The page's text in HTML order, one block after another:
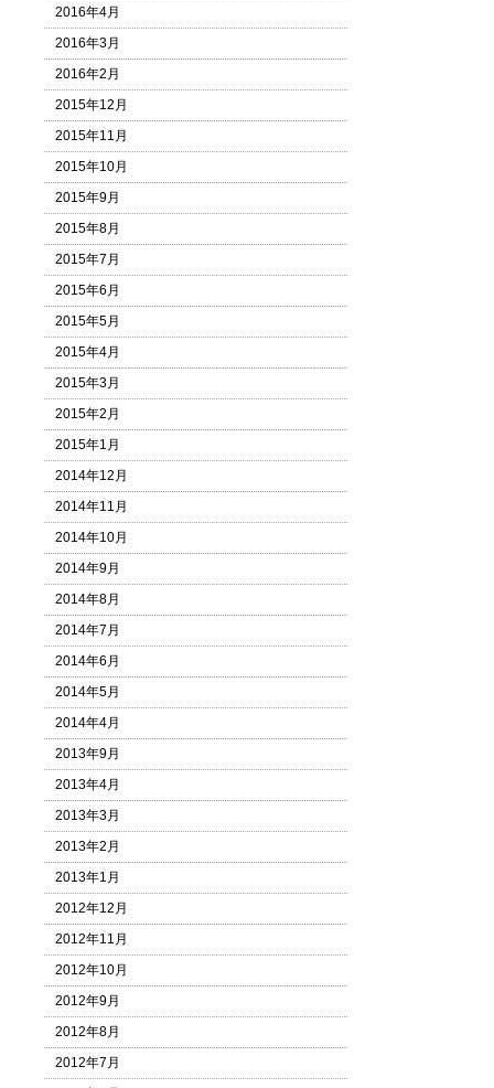
2016年4月
2016年3月
2016年2月
2015年12月
2015年11月
2015年10月
2015年9月
2015年8月
2015年7月
2015年6月
2015年5月
2015年4月
2015年3月
2015年2月
2015年1月
2014年12月
2014年11月
2014年10月
2014年9月
2014年8月
2014年7月
2014年6月
2014年5月
2014年4月
2013年9月
2013年4月
2013年3月
2013年2月
2013年1月
2012年12月
2012年11月
2012年10月
2012年9月
2012年8月
2012年7月